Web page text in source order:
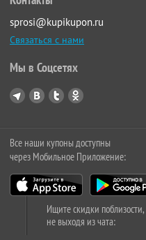
sprosi@kupikupon.ru
Связаться с нами
Мы в Соцсетях
Все наши купоны доступны
через Мобильное Приложение:
Ищите скидки поблизости,
не выходя из чата: